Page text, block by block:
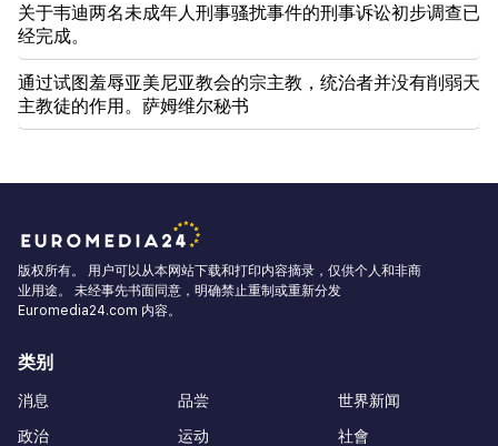
关于韦迪两名未成年人刑事骚扰事件的刑事诉讼初步调查已
经完成。
通过试图羞辱亚美尼亚教会的宗主教，统治者并没有削弱天
主教徒的作用。萨姆维尔秘书
版权所有。 用户可以从本网站下载和打印内容摘录，仅供个人和非商
业用途。 未经事先书面同意，明确禁止重制或重新分发
Euromedia24.com 内容。
类别
消息
政治
品尝
运动
世界新闻
社會